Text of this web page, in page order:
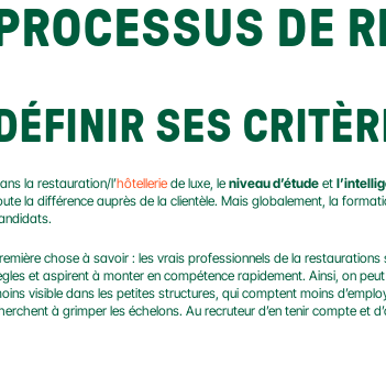
PROCESSUS DE
DÉFINIR SES
la restauration/l’hôtellerie de luxe, le niveau d’étude et
la différence auprès de la clientèle. Mais globalement, la
chose à savoir : les vrais professionnels de la
et aspirent à monter en compétence rapidement. Ainsi, on
visible dans les petites structures, qui comptent moins
à grimper les échelons. Au recruteur d’en tenir compte et